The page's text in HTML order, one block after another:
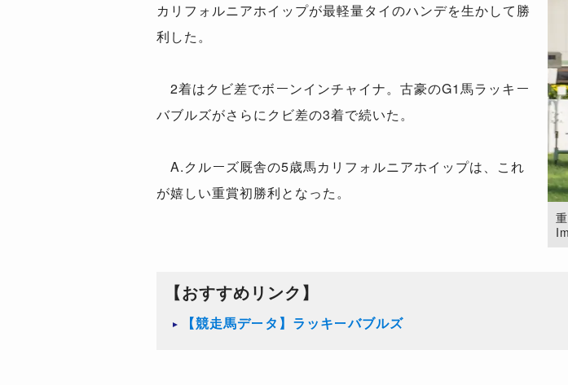
カリフォルニアホイップが最軽量タイのハンデを生かして勝
利した。
2着はクビ差でボーンインチャイナ。古豪のG1馬ラッキー
バブルズがさらにクビ差の3着で続いた。
A.クルーズ厩舎の5歳馬カリフォルニアホイップは、これ
が嬉しい重賞初勝利となった。
【おすすめリンク】
【競走馬データ】ラッキーバブルズ